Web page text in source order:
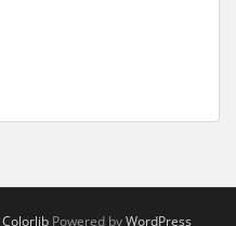
Colorlib Powered byWordPress